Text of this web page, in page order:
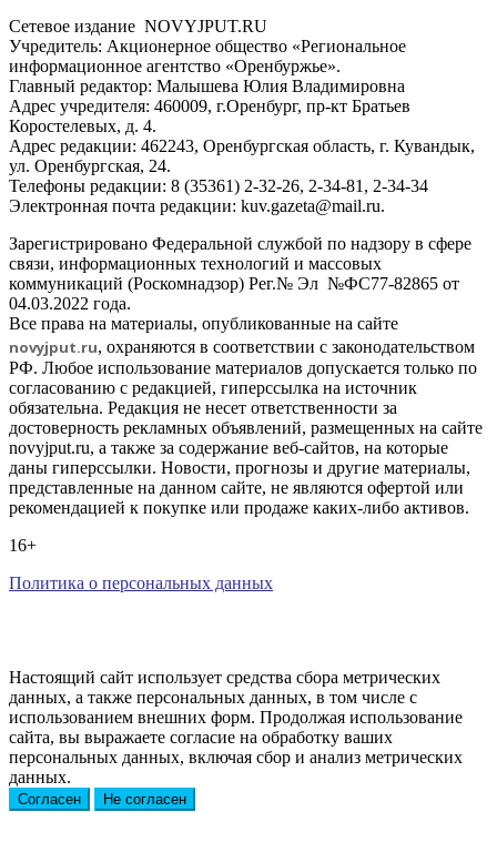
Сетевое издание NOVYJPUT.RU
Учредитель: Акционерное общество «Региональное
информационное агентство «Оренбуржье».
Главный редактор: Малышева Юлия Владимировна
Адрес учредителя: 460009, г.Оренбург, пр-кт Братьев
Коростелевых, д. 4.
Адрес редакции: 462243, Оренбургская область, г. Кувандык,
ул. Оренбургская, 24.
Телефоны редакции: 8 (35361) 2-32-26, 2-34-81, 2-34-34
Электронная почта редакции: kuv.gazeta@mail.ru.
Зарегистрировано Федеральной службой по надзору в сфере
связи, информационных технологий и массовых
коммуникаций (Роскомнадзор) Рег.№ Эл №ФС77-82865 от
04.03.2022 года.
Все права на материалы, опубликованные на сайте
novyjput.ru, охраняются в соответствии с законодательством
РФ. Любое использование материалов допускается только по
согласованию с редакцией, гиперссылка на источник
обязательна. Редакция не несет ответственности за
достоверность рекламных объявлений, размещенных на сайте
novyjput.ru, а также за содержание веб-сайтов, на которые
даны гиперссылки. Новости, прогнозы и другие материалы,
представленные на данном сайте, не являются офертой или
рекомендацией к покупке или продаже каких-либо активов.
16+
Политика о персональных данных
Настоящий сайт использует средства сбора метрических
данных, а также персональных данных, в том числе с
использованием внешних форм. Продолжая использование
сайта, вы выражаете согласие на обработку ваших
персональных данных, включая сбор и анализ метрических
данных.
Согласен Не согласен